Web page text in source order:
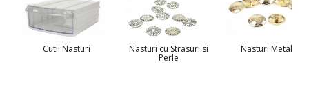
Cutii Nasturi Nasturi cu Strasuri si
Perle
Nasturi Metalici